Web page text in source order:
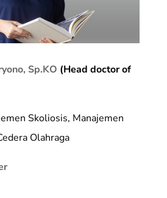
Sp.KO (Head doctor of
Skoliosis, Manajemen
Olahraga